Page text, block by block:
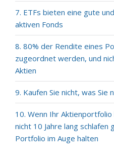
7. ETFs bieten eine gute
aktiven Fonds
8. 80% der Rendite eines
zugeordnet werden, und
Aktien
9. Kaufen Sie nicht, was Sie
10. Wenn Ihr
nicht 10 Jahre lang schlafen
Portfolio im Auge halten